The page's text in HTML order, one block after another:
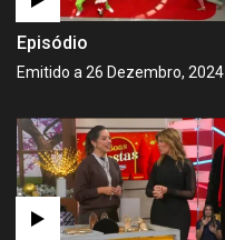
Episódio
Emitido a 26 Dezembro, 2024